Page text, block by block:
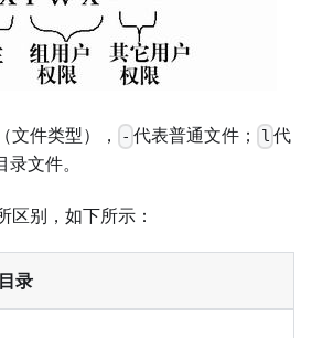
文件类型）， - 代表普通文件； l 代
录文件。
区别，如下所示：
目录